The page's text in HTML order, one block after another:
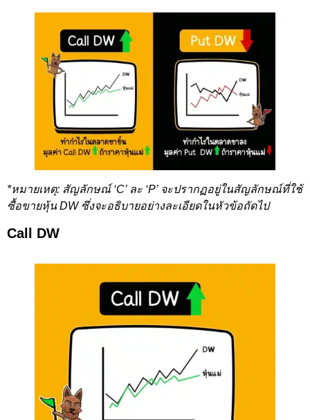
*หมายเหตุ: สัญลักษณ์ ‘C’ ละ ‘P’ จะปรากฏอยู่ในสัญลักษณ์ที่ใช้
ซื้อขายหุ้น DW ซึ่งจะอธิบายอย่างละเอียดในหัวข้อถัดไป
Call DW